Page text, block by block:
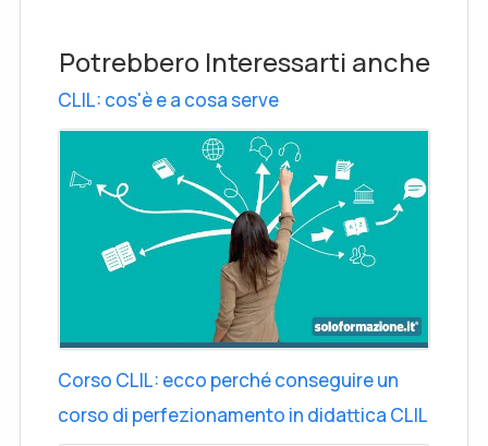
Potrebbero Interessarti anche
CLIL: cos'è e a cosa serve
Corso CLIL: ecco perché conseguire un
corso di perfezionamento in didattica CLIL